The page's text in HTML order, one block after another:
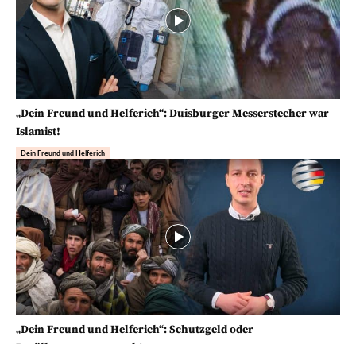
„Dein Freund und Helferich“: Duisburger Messerstecher war
Islamist!
Dein Freund und Helferich
„Dein Freund und Helferich“: Schutzgeld oder